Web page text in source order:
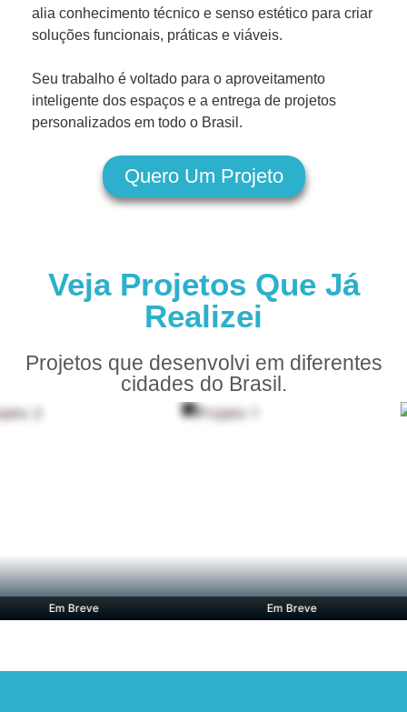
alia conhecimento técnico e senso estético para criar
soluções funcionais, práticas e viáveis.
Seu trabalho é voltado para o aproveitamento
inteligente dos espaços e a entrega de projetos
personalizados em todo o Brasil.
Quero Um Projeto
Veja Projetos Que Já
Realizei
Projetos que desenvolvi em diferentes
cidades do Brasil.
Em Breve Em Breve